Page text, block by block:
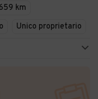
km
Unico proprietario